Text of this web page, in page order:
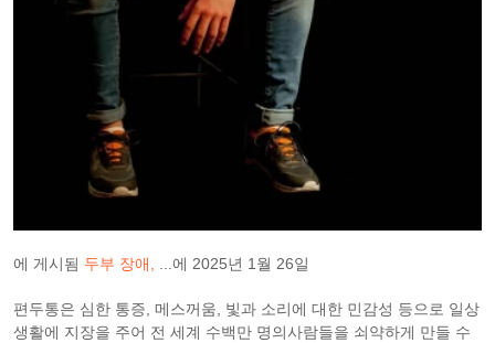
에 게시됨 두부 장애 ...에 2025년 1월 26일
편두통은 심한 통증, 메스꺼움, 빛과 소리에 대한 민감성 등으로 일상
생활에 지장을 주어 전 세계 수백만 명의사람들을 쇠약하게 만들 수